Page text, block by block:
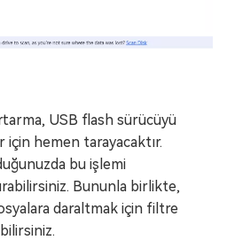
USB flash sürücüyü
için hemen tarayacaktır.
bu işlemi
Bununla birlikte,
daraltmak için filtre